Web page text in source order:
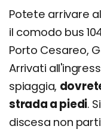
Potete arrivare
il comodo bus
Porto Cesareo,
Arrivati
spiaggia,
strada a piedi.
discesa non